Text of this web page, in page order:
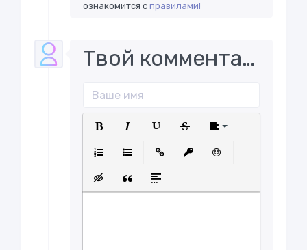
ознакомится справилами!
Твой комментарий..
Вставка скрытого текста
Вставка цитаты
Вставка спойлера